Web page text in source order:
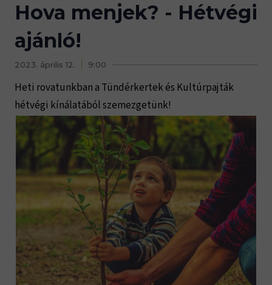
Hova menjek? - Hétvégi
ajánló!
2023. április 12. 9:00
Heti rovatunkban a Tündérkertek és Kultúrpajták
hétvégi kínálatából szemezgetünk!